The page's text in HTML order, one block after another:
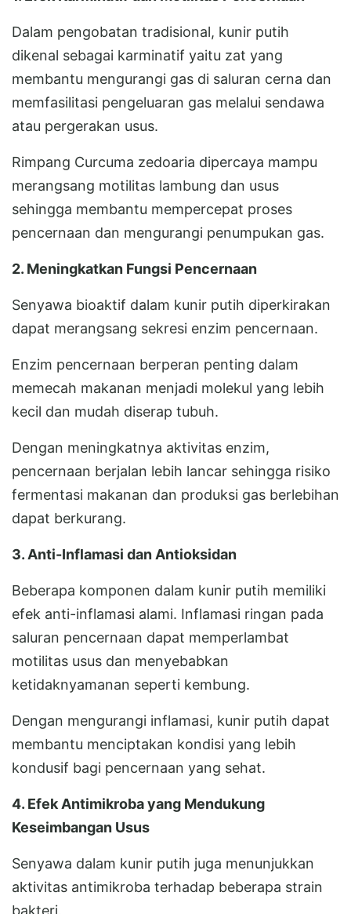
Dalam pengobatan tradisional, kunir putih
dikenal sebagai karminatif yaitu zat yang
membantu mengurangi gas di saluran cerna dan
memfasilitasi pengeluaran gas melalui sendawa
atau pergerakan usus.
Rimpang Curcuma zedoaria dipercaya mampu
merangsang motilitas lambung dan usus
sehingga membantu mempercepat proses
pencernaan dan mengurangi penumpukan gas.
2. Meningkatkan Fungsi Pencernaan
Senyawa bioaktif dalam kunir putih diperkirakan
dapat merangsang sekresi enzim pencernaan.
Enzim pencernaan berperan penting dalam
memecah makanan menjadi molekul yang lebih
kecil dan mudah diserap tubuh.
Dengan meningkatnya aktivitas enzim,
pencernaan berjalan lebih lancar sehingga risiko
fermentasi makanan dan produksi gas berlebihan
dapat berkurang.
3. Anti-Inflamasi dan Antioksidan
Beberapa komponen dalam kunir putih memiliki
efek anti-inflamasi alami. Inflamasi ringan pada
saluran pencernaan dapat memperlambat
motilitas usus dan menyebabkan
ketidaknyamanan seperti kembung.
Dengan mengurangi inflamasi, kunir putih dapat
membantu menciptakan kondisi yang lebih
kondusif bagi pencernaan yang sehat.
4. Efek Antimikroba yang Mendukung
Keseimbangan Usus
Senyawa dalam kunir putih juga menunjukkan
aktivitas antimikroba terhadap beberapa strain
bakteri.